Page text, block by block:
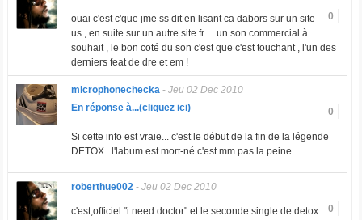
0
ouai c'est c'que jme ss dit en lisant ca dabors sur un site
us , en suite sur un autre site fr ... un son commercial à
souhait , le bon coté du son c'est que c'est touchant , l'un des
derniers feat de dre et em !
microphonechecka- Jeu 02 Dec 2010
0
En réponse à...(cliquez ici)
Si cette info est vraie... c'est le début de la fin de la légende
DETOX.. l'labum est mort-né c'est mm pas la peine
roberthue002- Jeu 02 Dec 2010
0
c'est,officiel "i need doctor" et le seconde single de detox